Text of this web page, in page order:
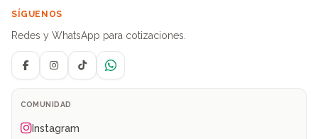
SÍGUENOS
Redes y WhatsApp para cotizaciones.
FacebookInstagramTikTokWhatsApp
COMUNIDAD
Instagram